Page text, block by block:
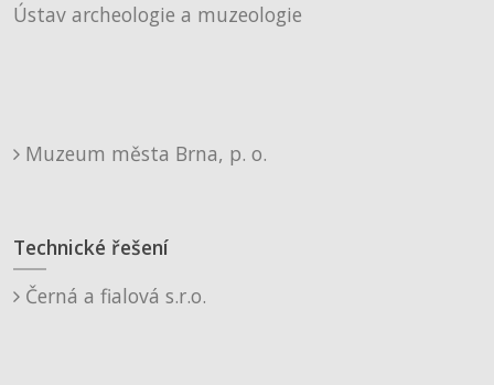
Ústav archeologie a muzeologie
Muzeum města Brna, p. o.
Technické řešení
Černá a fialová s.r.o.